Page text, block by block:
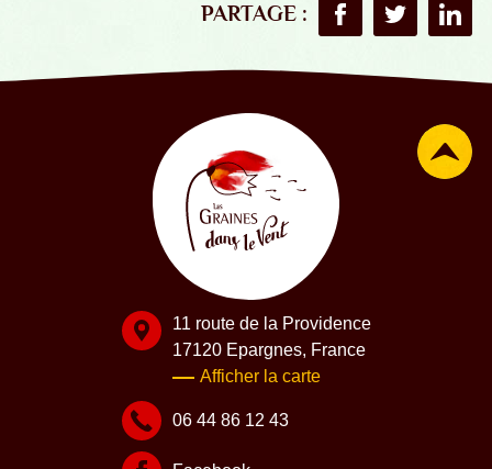
PARTAGE : Partager surPartager sur
11 route de la Providence
17120 Epargnes, France
Afficher la carte
06 44 86 12 43